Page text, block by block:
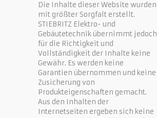
Die Inhalte dieser Website wurden
mit größter Sorgfalt erstellt.
STIEBRITZ Elektro- und
Gebäutetechnik übernimmt jedoch
für die Richtigkeit und
Vollständigkeit der Inhalte keine
Gewähr. Es werden keine
Garantien übernommen und keine
Zusicherung von
Produkteigenschaften gemacht.
Aus den Inhalten der
Internetseiten ergeben sich keine